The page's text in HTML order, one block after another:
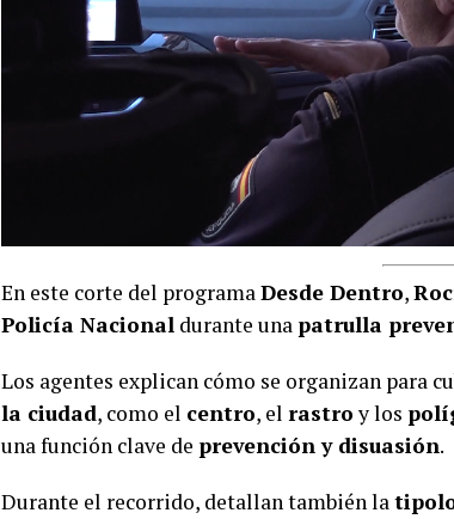
En este corte del programaDesde Dentro,
Policía Nacional durante una patrulla
Los agentes explican cómo se organizan para
la ciudad, como el centro, el rastroy los
una función clave de prevención y disuasión.
Durante el recorrido, detallan también la